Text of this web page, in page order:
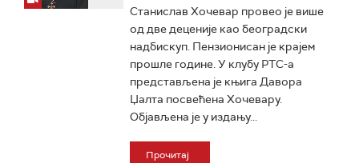
Станислав Хочевар провео је више
од две деценије као београдски
надбискуп. Пензионисан је крајем
прошле године. У клубу РТС-а
представљена је књига Давора
Џалта посвећена Хочевару.
Објављена је у издању...
Прочитај